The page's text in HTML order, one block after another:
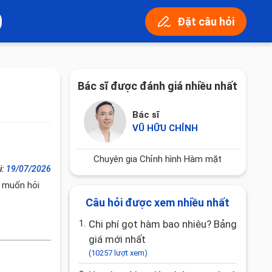
Đặt câu hỏi
19/07/2026
hỏi
Bác sĩ được đánh giá nhiều nhất
Bác sĩ
VŨ HỮU CHỈNH
Chuyên gia Chỉnh hình Hàm mặt
Câu hỏi được xem nhiều nhất
1. Chi phí gọt hàm bao nhiêu? Bảng
giá mới nhất
(10257 lượt xem)